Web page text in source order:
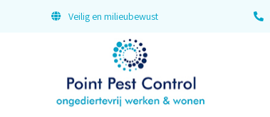
Veilig en milieubewust